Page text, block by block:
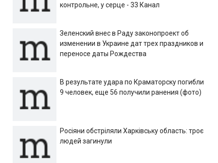
контрольне, у серце - 33 Канал
Зеленский внес в Раду законопроект об
изменении в Украине дат трех праздников и
переносе даты Рождества
В результате удара по Краматорску погибли
9 человек, еще 56 получили ранения (фото)
Росіяни обстріляли Харківську область: троє
людей загинули